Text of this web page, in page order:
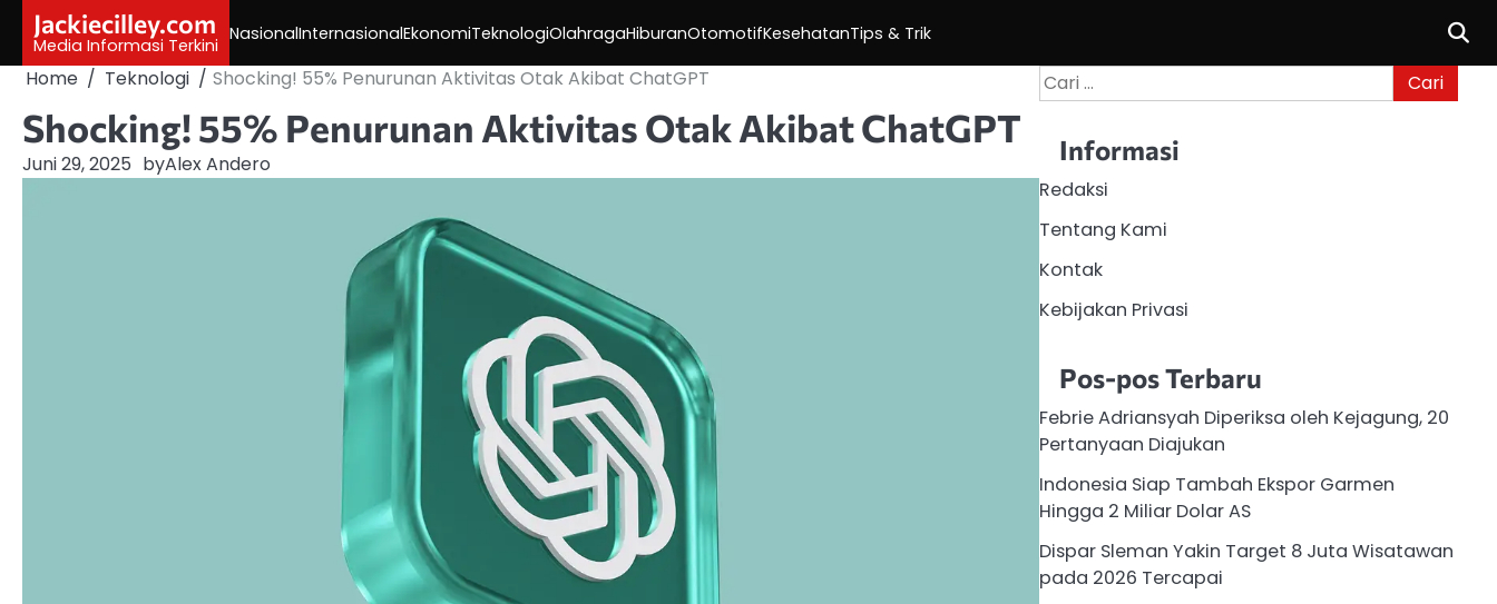
content
Jackiecilley.com
Media Informasi Terkini
NasionalInternasionalEkonomiTeknologiOlahragaHiburanOtomotifKesehatanTips & Trik
Home Teknologi Shocking! 55% Penurunan Aktivitas Otak Akibat ChatGPT
Shocking! 55% Penurunan Aktivitas Otak Akibat ChatGPT
Juni 29, 2025 byAlex Andero
Cari
untuk:
Informasi
Redaksi
Tentang Kami
Kontak
Kebijakan Privasi
Pos-pos Terbaru
Febrie Adriansyah Diperiksa oleh Kejagung, 20
Pertanyaan Diajukan
Indonesia Siap Tambah Ekspor Garmen
Hingga 2 Miliar Dolar AS
Dispar Sleman Yakin Target 8 Juta Wisatawan
pada 2026 Tercapai